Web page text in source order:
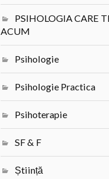
PSIHOLOGIA CARE
ACUM
Psihologie
Psihologie Practica
Psihoterapie
SF & F
Știință